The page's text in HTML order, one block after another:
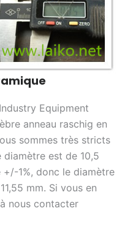
Equipment
anneau raschig en
sommes très stricts
diamètre est de 10,5
1%, donc le diamètre
mm. Si vous en
nous contacter